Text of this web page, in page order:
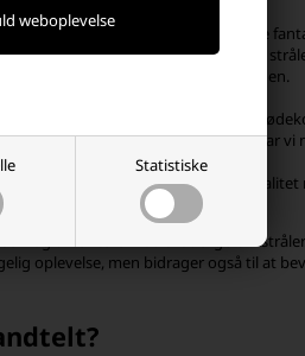
Statistiske
vores udvalg af strandtelte. Disse
også mod solens skadelige
nyder en problemfri dag ved stranden.
stilarter, størrelser og farver, der
eller en festlig børneversion, har vi
strandtelte kombinerer funktionalitet
en problemfri dag ved stranden.
og dine kære mod skadelige UV-
oplevelse, men bidrager også til at